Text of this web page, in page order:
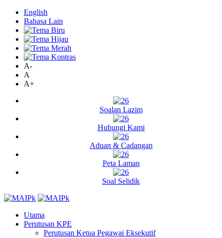
English
Bahasa Lain
A-
A
A+
Soalan Lazim
Hubungi Kami
Aduan & Cadangan
Peta Laman
Soal Selidik
Utama
Perutusan KPE
Perutusan Ketua Pegawai Eksekutif